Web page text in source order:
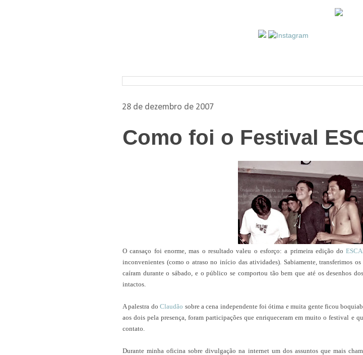
28 de dezembro de 2007
Como foi o Festival
O cansaço foi enorme, mas o resultado valeu o esforço: a primeira edição do
inconvenientes (como o atraso no início das atividades). Sabiamente, transferimos
caíram durante o sábado, e o público se comportou tão bem que até os desenhos
intactos.
A palestra doClaudão sobre a cena independente foi ótima e muita gente ficou
aos dois pela presença, foram participações que enriqueceram em muito o festival e
contato.
Durante minha oficina sobre divulgação na internet um dos assuntos que mais